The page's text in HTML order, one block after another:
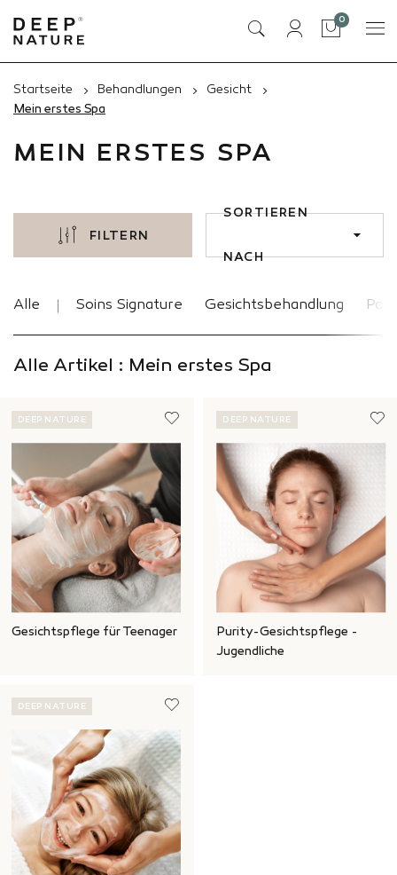
Tasche
0Artikel
Startseite Behandlungen
Gesicht
Mein erstes Spa
MEIN ERSTES SPA
FILTERN
SORTIEREN
NACH
Alle Soins Signature Gesichtsbehandlung
Alle Artikel : Mein erstes Spa
DEEP NATURE
Gesichtspflege für Teenager
DEEP NATURE
Purity-Gesichtspflege -
Jugendliche
DEEP NATURE